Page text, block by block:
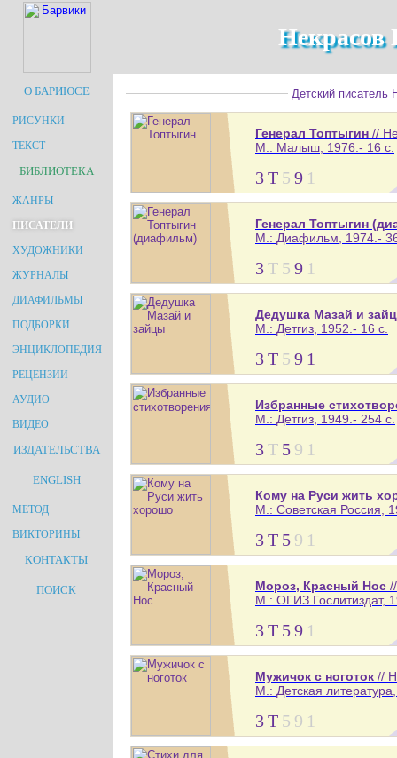
Некрасов
О БАРИЮСЕ
РИСУНКИ
ТЕКСТ
БИБЛИОТЕКА
ЖАНРЫ
ПИСАТЕЛИ
ХУДОЖНИКИ
ЖУРНАЛЫ
ДИАФИЛЬМЫ
ПОДБОРКИ
ЭНЦИКЛОПЕДИЯ
РЕЦЕНЗИИ
АУДИО
ВИДЕО
ИЗДАТЕЛЬСТВА
ENGLISH
МЕТОД
ВИКТОРИНЫ
КОНТАКТЫ
ПОИСК
Детский писатель
Генерал Топтыгин //
М.: Малыш, 1976.- 16 с.
3Т 5 9 1
Генерал Топтыгин
М.: Диафильм, 1974.-
3Т 5 9 1
Дедушка Мазай и
М.: Детгиз, 1952.- 16 с.
3Т 5 9 1
Избранные
М.: Детгиз, 1949.- 254 с.
3Т 5 9 1
Кому на Руси жить
М.: Советская Россия,
3Т 5 9 1
Мороз, Красный Нос
М.: ОГИЗ Гослитиздат,
3Т 59 1
Мужичок с ноготок //
М.: Детская
3Т 5 9 1